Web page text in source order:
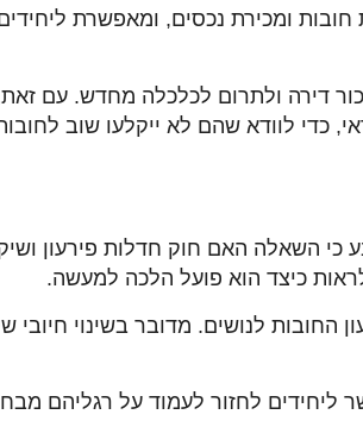
חובות ומכירת נכסים, ומאפשרת
דירה ולתרום לכלכלה מחדש. עם
לוודא שהם לא ייקלעו שוב לחובות
השאלה האם חוק חדלות פירעון
כיצד הוא פועל הלכה למעשה.
לנושים. מדובר בשינוי חיובי
לחזור לעמוד על רגליהם